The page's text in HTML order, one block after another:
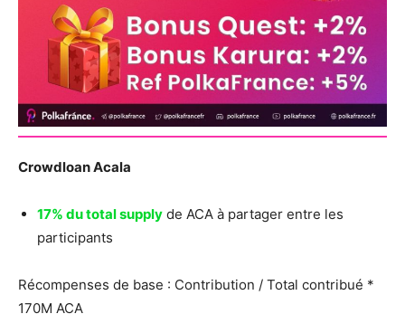
Crowdloan Acala
17% du total supply de ACA à partager entre les
participants
Récompenses de base : Contribution / Total contribué *
170M ACA